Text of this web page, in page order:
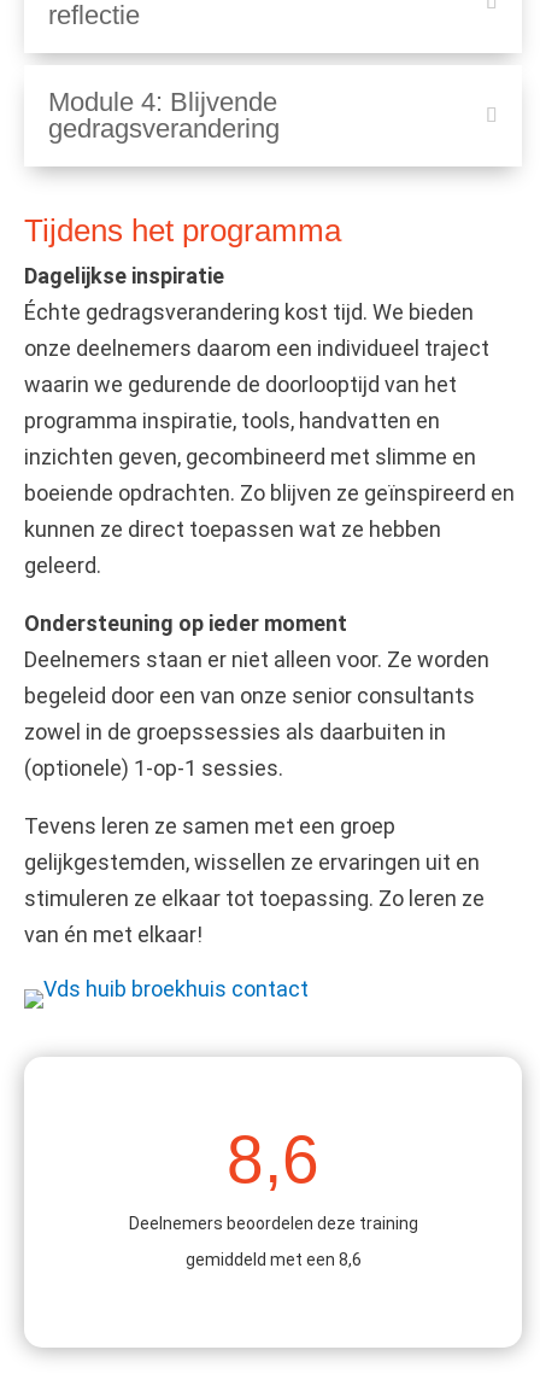
reflectie
Module 4: Blijvende
gedragsverandering
Tijdens het programma
Dagelijkse inspiratie
Échte gedragsverandering kost tijd. We bieden
onze deelnemers daarom een individueel traject
waarin we gedurende de doorlooptijd van het
programma inspiratie, tools, handvatten en
inzichten geven, gecombineerd met slimme en
boeiende opdrachten. Zo blijven ze geïnspireerd en
kunnen ze direct toepassen wat ze hebben
geleerd.
Ondersteuning op ieder moment
Deelnemers staan er niet alleen voor. Ze worden
begeleid door een van onze senior consultants
zowel in de groepssessies als daarbuiten in
(optionele) 1-op-1 sessies.
Tevens leren ze samen met een groep
gelijkgestemden, wissellen ze ervaringen uit en
stimuleren ze elkaar tot toepassing. Zo leren ze
van én met elkaar!
8,6
Deelnemers beoordelen deze training
gemiddeld met een 8,6